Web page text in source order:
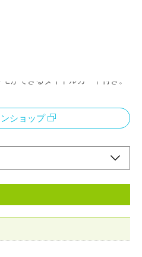
ができるタイトルカード付き。
ショップ